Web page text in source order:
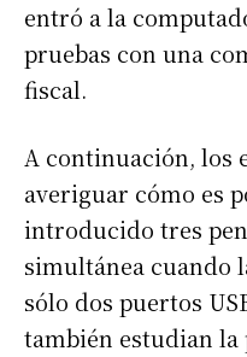
entró a la
pruebas con una
fiscal.
A continuación, los
averiguar cómo es
introducido tres
simultánea cuando
sólo dos puertos
también estudian